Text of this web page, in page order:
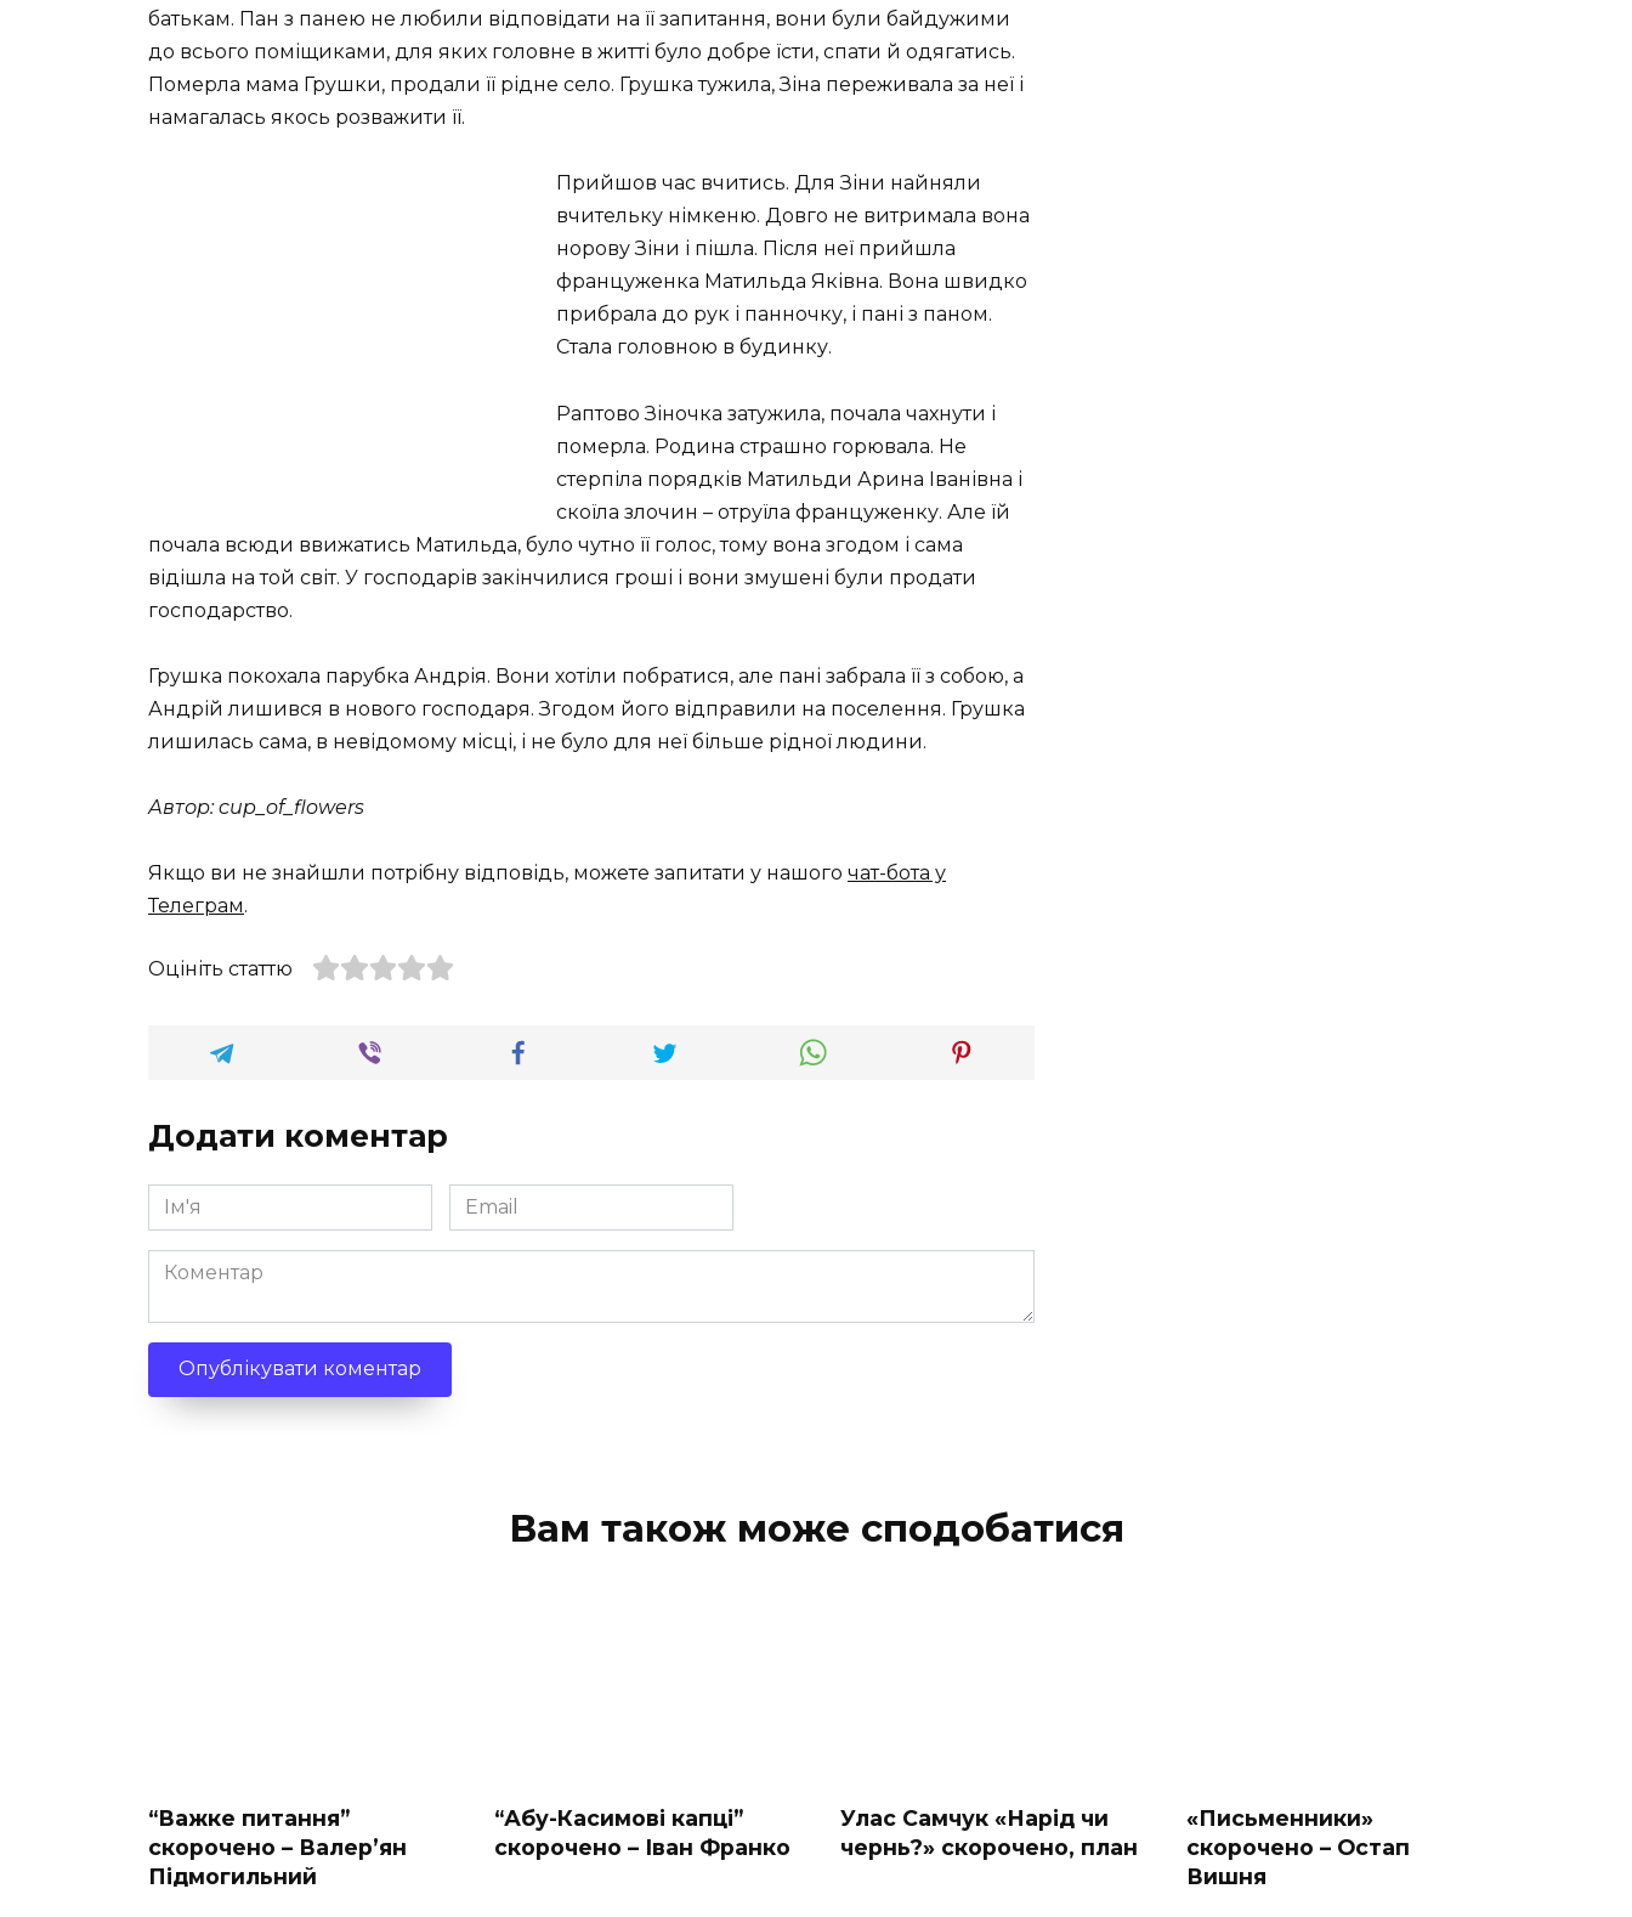
батькам. Пан з панею не любили відповідати на її запитання, вони були байдужими
до всього поміщиками, для яких головне в житті було добре їсти, спати й одягатись.
Померла мама Грушки, продали її рідне село. Грушка тужила, Зіна переживала за неї і
намагалась якось розважити її.
Прийшов час вчитись. Для Зіни найняли
вчительку німкеню. Довго не витримала вона
норову Зіни і пішла. Після неї прийшла
француженка Матильда Яківна. Вона швидко
прибрала до рук і панночку, і пані з паном.
Стала головною в будинку.
Раптово Зіночка затужила, почала чахнути і
померла. Родина страшно горювала. Не
стерпіла порядків Матильди Арина Іванівна і
скоїла злочин – отруїла француженку. Але їй
почала всюди ввижатись Матильда, було чутно її голос, тому вона згодом і сама
відішла на той світ. У господарів закінчилися гроші і вони змушені були продати
господарство.
Грушка покохала парубка Андрія. Вони хотіли побратися, але пані забрала її з собою, а
Андрій лишився в нового господаря. Згодом його відправили на поселення. Грушка
лишилась сама, в невідомому місці, і не було для неї більше рідної людини.
Автор: cup_of_flowers
Якщо ви не знайшли потрібну відповідь, можете запитати у нашого чат-бота у
Телеграм.
Оцініть статтю
Додати коментар
Ім'я
*
Email
*
Коментар
Вам також може сподобатися
“Важке питання”
скорочено – Валер’ян
Підмогильний
“Абу-Касимові капці”
скорочено – Іван Франко
Улас Самчук «Нарід чи
чернь?» скорочено, план
«Письменники»
скорочено – Остап
Вишня